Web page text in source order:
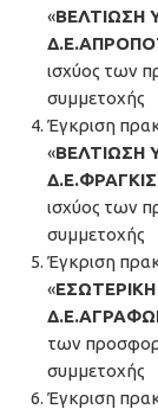
«ΒΕΛΤΙΩΣΗ
ισχύος των
συμμετοχής
Έγκριση
«ΒΕΛΤΙΩΣΗ
ισχύος των
συμμετοχής
Έγκριση
«
των
συμμετοχής
Έγκριση